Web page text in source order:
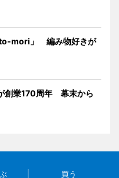
mori」 編み物好きが
創業170周年 幕末から
買う